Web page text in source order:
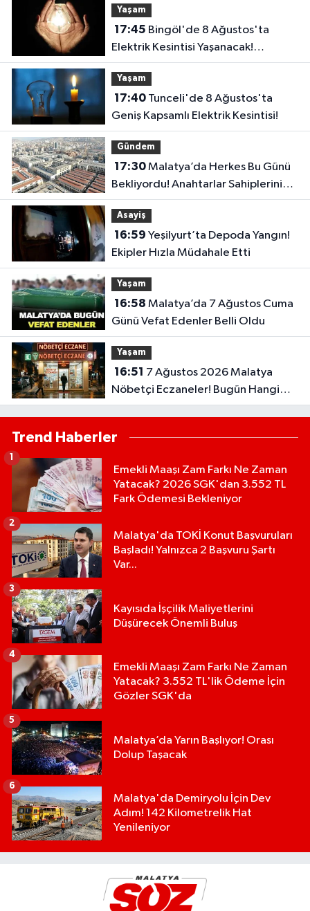
Yaşam
17:45
Elektrik Kesintisi Yaşanacak!
Karlıova'da 2 Köy Etkilenecek
Yaşam
17:40Tunceli'de 8 Ağustos'ta
Geniş Kapsamlı Elektrik Kesintisi!
Gündem
17:30Malatya’da Herkes Bu Günü
Bekliyordu! Anahtarlar Sahiplerini
Buluyor
Asayiş
16:59
Ekipler Hızla Müdahale Etti
Yaşam
16:58
Günü Vefat Edenler Belli Oldu
Yaşam
16:51
Nöbetçi Eczaneler! Bugün Hangi
Eczaneler Açık?
Trend Haberler
Emekli Maaşı Zam Farkı Ne Zaman
Yatacak? 2026 SGK'dan 3.552 TL
Fark Ödemesi Bekleniyor
1
Malatya'da TOKİ Konut Başvuruları
Başladı! Yalnızca 2 Başvuru Şartı
Var...
2
Kayısıda İşçilik Maliyetlerini
Düşürecek Önemli Buluş
3
Emekli Maaşı Zam Farkı Ne Zaman
Yatacak? 3.552 TL'lik Ödeme İçin
Gözler SGK'da
4
Malatya’da Yarın Başlıyor! Orası
Dolup Taşacak
5
Malatya'da Demiryolu İçin Dev
Adım! 142 Kilometrelik Hat
Yenileniyor
6